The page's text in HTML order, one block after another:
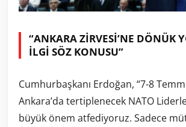
“ANKARA ZİRVESİ’NE DÖNÜK
İLGİ SÖZ KONUSU”
Cumhurbaşkanı Erdoğan, “7-8
Ankara’da tertiplenecek NATO
büyük önem atfediyoruz. Sadece